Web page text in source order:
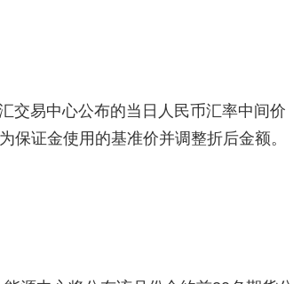
交易中心公布的当日人民币汇率中间价
保证金使用的基准价并调整折后金额。